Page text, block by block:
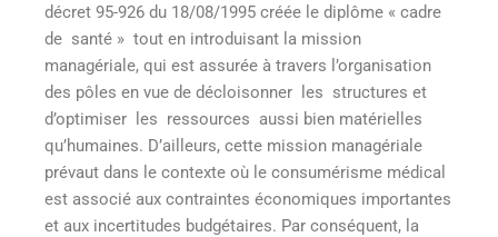
décret 95-926 du 18/08/1995 créée le diplôme « cadre
de santé » tout en introduisant la mission
managériale, qui est assurée à travers l’organisation
des pôles en vue de décloisonner les structures et
d’optimiser les ressources aussi bien matérielles
qu’humaines. D’ailleurs, cette mission managériale
prévaut dans le contexte où le consumérisme médical
est associé aux contraintes économiques importantes
et aux incertitudes budgétaires. Par conséquent, la